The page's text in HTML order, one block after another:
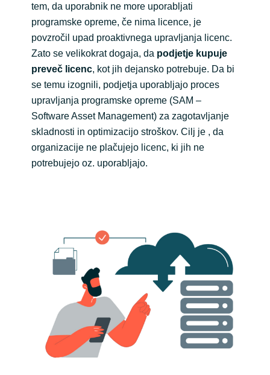
Norway
Oman
Philippines
Portugal
Slovenia
Singapore
Spain
tem, da uporabnik ne more uporabljati
programske opreme, če nima licence, je
povzročil upad proaktivnega upravljanja licenc.
Zato se velikokrat dogaja, da podjetje kupuje
preveč licenc, kot jih dejansko potrebuje. Da bi
se temu izognili, podjetja uporabljajo proces
upravljanja programske opreme (SAM –
Software Asset Management) za zagotavljanje
skladnosti in optimizacijo stroškov. Cilj je , da
organizacije ne plačujejo licenc, ki jih ne
potrebujejo oz. uporabljajo.